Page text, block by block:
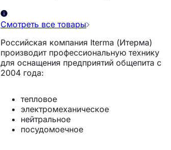
Смотреть все товары
Российская компания Iterma (Итерма)
производит профессиональную технику
для оснащения предприятий общепита с
2004 года:
тепловое
электромеханическое
нейтральное
посудомоечное